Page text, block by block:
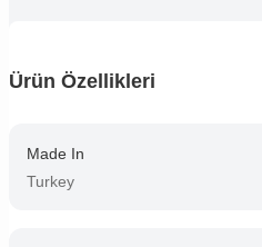
Ürün Özellikleri
Made In
Turkey